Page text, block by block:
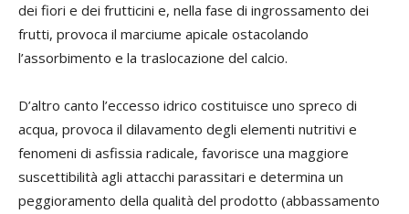
dei fiori e dei frutticini e, nella fase di ingrossamento dei
frutti, provoca il marciume apicale ostacolando
l’assorbimento e la traslocazione del calcio.
D’altro canto l’eccesso idrico costituisce uno spreco di
acqua, provoca il dilavamento degli elementi nutritivi e
fenomeni di asfissia radicale, favorisce una maggiore
suscettibilità agli attacchi parassitari e determina un
peggioramento della qualità del prodotto (abbassamento